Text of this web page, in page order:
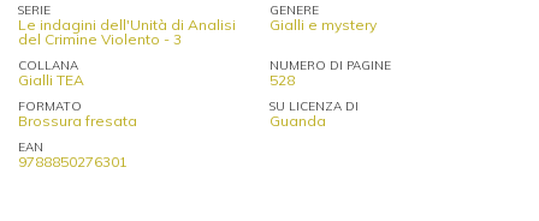
SERIE
Le indagini dell'Unità di Analisi
del Crimine Violento - 3
GENERE
Gialli e mystery
COLLANA
Gialli TEA
NUMERO DI PAGINE
528
FORMATO
Brossura fresata
SU LICENZA DI
Guanda
EAN
9788850276301